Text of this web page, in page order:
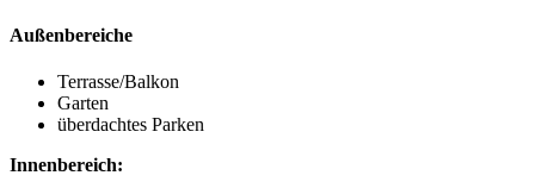
Außenbereiche
Terrasse/Balkon
Garten
überdachtes Parken
Innenbereich: